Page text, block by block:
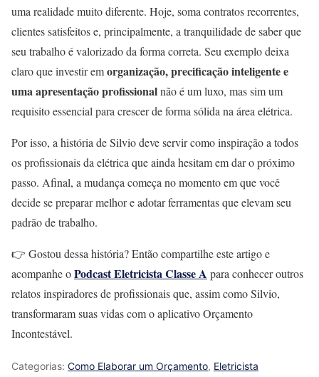
uma realidade muito diferente. Hoje, soma contratos recorrentes,
clientes satisfeitos e, principalmente, a tranquilidade de saber que
seu trabalho é valorizado da forma correta. Seu exemplo deixa
claro que investir emorganização, precificação inteligente e
uma apresentação profissionalnão é um luxo, mas sim um
requisito essencial para crescer de forma sólida na área elétrica.
Por isso, a história de Silvio deve servir como inspiração a todos
os profissionais da elétrica que ainda hesitam em dar o próximo
passo. Afinal, a mudança começa no momento em que você
decide se preparar melhor e adotar ferramentas que elevam seu
padrão de trabalho.
👉 Gostou dessa história? Então compartilhe este artigo e
acompanhe oPodcast Eletricista Classe A para conhecer outros
relatos inspiradores de profissionais que, assim como Silvio,
transformaram suas vidas com o aplicativo Orçamento
Incontestável.
Categorias: Como Elaborar um Orçamento, Eletricista